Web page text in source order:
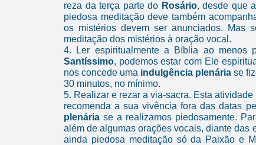
reza da terça parte do Rosário, desde que
piedosa meditação deve também
os mistérios devem ser anunciados. Mas
meditação dos mistérios à oração vocal.
4. Ler espiritualmente a Bíblia ao menos
Santíssimo, podemos estar com Ele
nos concede uma indulgência plenária se
30 minutos, no mínimo.
5. Realizar e rezar a via-sacra. Esta
recomenda a sua vivência fora das datas
plenária se a realizamos piedosamente.
além de algumas orações vocais, diante das
ainda piedosa meditação só da Paixão e